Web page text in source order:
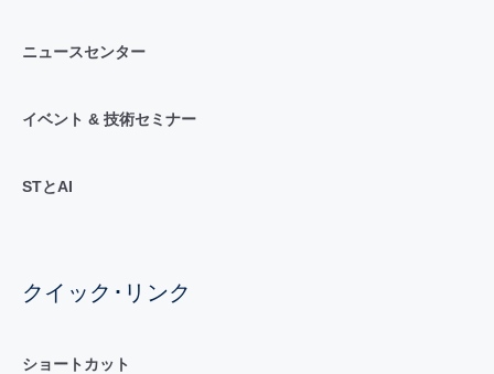
ニュースセンター
イベント & 技術セミナー
STとAI
クイック･リンク
ショートカット